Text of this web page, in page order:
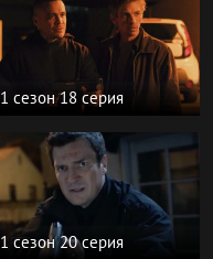
1 сезон 18 серия
1 сезон 20 серия